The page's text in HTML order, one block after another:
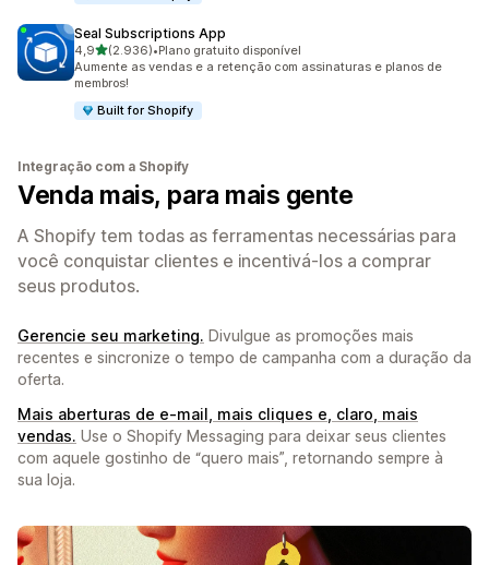
Seal Subscriptions App
4,9de 5 estrelas
(2.936)
2936 avaliações ao todo
•Plano gratuito disponível
Aumente as vendas e a retenção com assinaturas e planos de
membros!
Built for Shopify
Integração com a Shopify
Venda mais, para mais gente
A Shopify tem todas as ferramentas necessárias para
você conquistar clientes e incentivá-los a comprar
seus produtos.
Gerencie seu marketing. Divulgue as promoções mais
recentes e sincronize o tempo de campanha com a duração da
oferta.
Mais aberturas de e-mail, mais cliques e, claro, mais
vendas. Use o Shopify Messaging para deixar seus clientes
com aquele gostinho de “quero mais”, retornando sempre à
sua loja.